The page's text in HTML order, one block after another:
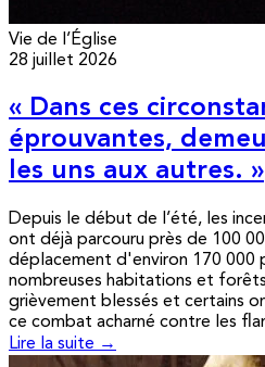
Vie de l’Église
28 juillet 2026
« Dans ces
éprouvantes,
les uns aux autres. »
Depuis le début de l’été, les
ont déjà parcouru près de 100
déplacement d'environ 170 000
nombreuses habitations et
grièvement blessés et certains
ce combat acharné contre les
Lire la suite →